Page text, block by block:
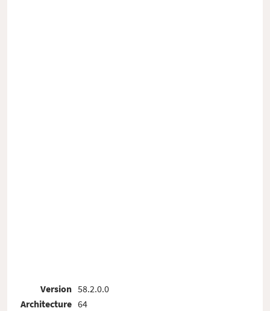
Version
Architecture
58.2.0.0
64